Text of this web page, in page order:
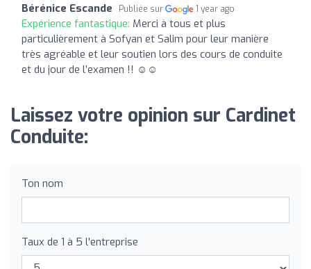
Bérénice Escande Publiée sur 1 year ago
Expérience fantastique: Merci à tous et plus
particulièrement à Sofyan et Salim pour leur manière
très agréable et leur soutien lors des cours de conduite
et du jour de l’examen !! ☺️☺️
Laissez votre opinion sur Cardinet
Conduite:
Ton nom
Taux de 1 à 5 l'entreprise